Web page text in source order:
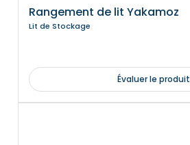
Rangement de lit Yakamoz
Lit de Stockage
Évaluer le produit